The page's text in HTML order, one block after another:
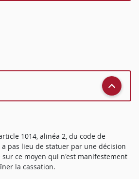
1014, alinéa 2, du code de
pas lieu de statuer par une décision
ce moyen qui n'est manifestement
la cassation.